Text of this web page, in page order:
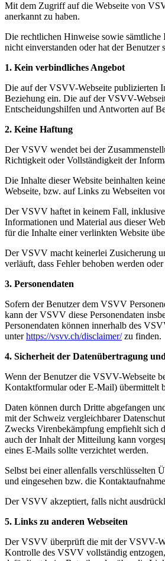
Mit dem Zugriff auf die Webseite von
anerkannt zu haben.
Die rechtlichen Hinweise sowie
nicht einverstanden oder hat der
1. Kein verbindliches Angebot
Die auf der VSVV-Webseite publizierten
Beziehung ein. Die auf der VSVV-
Entscheidungshilfen und Antworten auf
2. Keine Haftung
Der VSVV wendet bei der
Richtigkeit oder Vollständigkeit der
Die Inhalte dieser Website beinhalten
Webseite, bzw. auf Links zu Webseiten
Der VSVV haftet in keinem Fall,
Informationen und Material aus dieser
für die Inhalte einer verlinkten Website
Der VSVV macht keinerlei Zusicherung
verläuft, dass Fehler behoben werden
3. Personendaten
Sofern der Benutzer dem VSVV
kann der VSVV diese Personendaten
Personendaten können innerhalb des
unterhttps://vsvv.ch/disclaimer/zu finden.
4. Sicherheit der Datenübertragung
Wenn der Benutzer die VSVV-Webseite
Kontaktformular oder E-Mail) übermittelt
Daten können durch Dritte abgefangen
mit der Schweiz vergleichbarer
Zwecks Virenbekämpfung empfiehlt sich
auch der Inhalt der Mitteilung kann
eines E-Mails sollte verzichtet werden.
Selbst bei einer allenfalls verschlüsselten
und eingesehen bzw. die
Der VSVV akzeptiert, falls nicht
5. Links zu anderen Webseiten
Der VSVV überprüft die mit der VSVV-
Kontrolle des VSVV vollständig